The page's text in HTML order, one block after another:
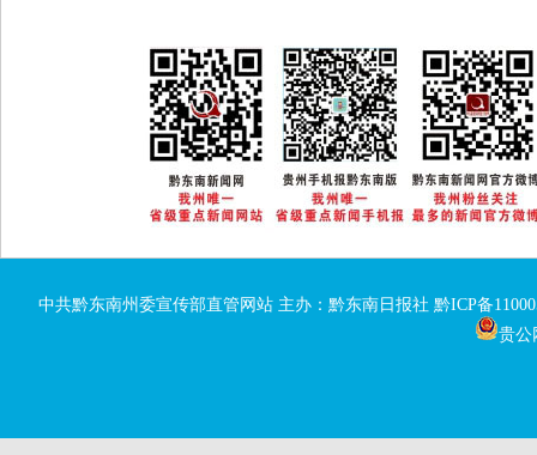
中共黔东南州委宣传部直管网站 主办：黔东南日报社 黔ICP备
贵公